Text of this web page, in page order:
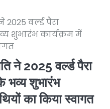
वर्ल्ड पैरा
शुभारंभ कार्यक्रम में
ने 2025 वर्ल्ड पैरा
भव्य शुभारंभ
का किया स्वागत